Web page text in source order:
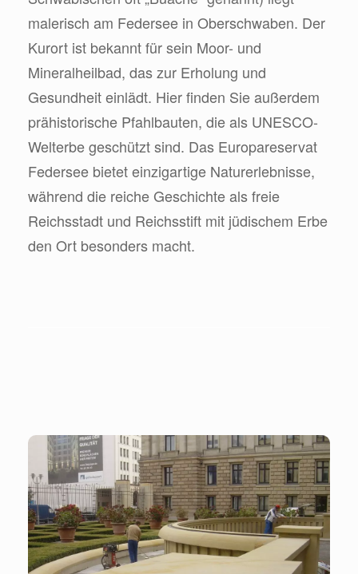
malerisch am Federsee in Oberschwaben. Der
Kurort ist bekannt für sein Moor- und
Mineralheilbad, das zur Erholung und
Gesundheit einlädt. Hier finden Sie außerdem
prähistorische Pfahlbauten, die als UNESCO-
Welterbe geschützt sind. Das Europareservat
Federsee bietet einzigartige Naturerlebnisse,
während die reiche Geschichte als freie
Reichsstadt und Reichsstift mit jüdischem Erbe
den Ort besonders macht.